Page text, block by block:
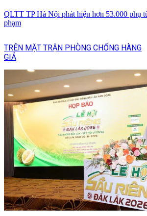
QLTT TP Hà Nội phát hiện hơn 53.000 phụ
phạm
TRÊN MẶT TRẬN PHÒNG CHỐNG HÀNG
GIẢ